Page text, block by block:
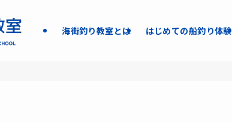
海街釣り教室とは はじめての船釣り体験